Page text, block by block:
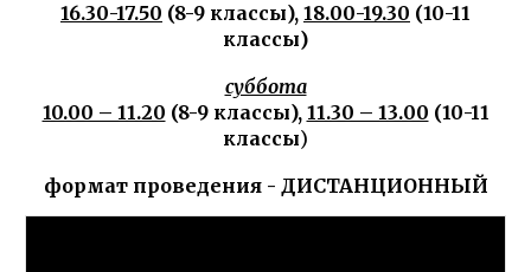
16.30-17.50 (8-9 классы), 18.00-19.30 (10-11
классы)
суббота
10.00 – 11.20 (8-9 классы), 11.30 – 13.00 (10-11
классы)
формат проведения - ДИСТАНЦИОННЫЙ